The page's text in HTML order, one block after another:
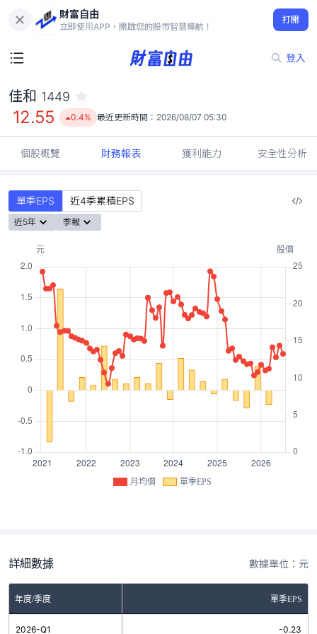
財富自由
立即使用APP，開啟您的股市智慧導航！
打開
登入
12.55
0.4%
佳和 1449
12.55 0.4% 最近更新時間： 2026/08/07 05:30
個股概覽 財務報表 獲利能力 安全性分析
單季EPS 近4季累積EPS
近5年 季報
月均價 單季EPS
詳細數據 數據單位：元
年度/季度 單季EPS
2026-Q1 -0.23